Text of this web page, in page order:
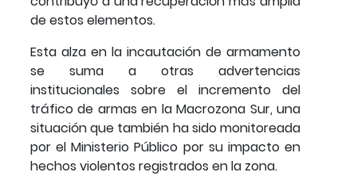
de estos elementos.
Esta alza en la incautación de armamento
se suma a otras advertencias
institucionales sobre el incremento del
tráfico de armas en la Macrozona Sur, una
situación que también ha sido monitoreada
por el Ministerio Público por su impacto en
hechos violentos registrados en la zona.